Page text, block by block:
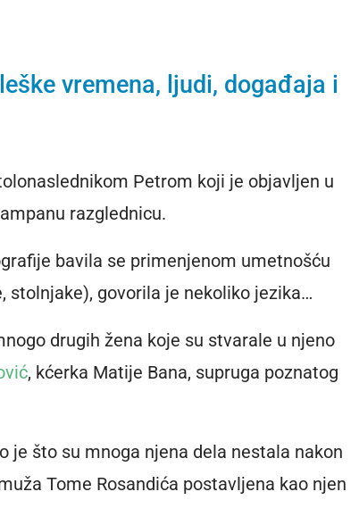
vremena, ljudi, događaja i
Petrom koji je objavljen u
razglednicu.
bavila se primenjenom umetnošću
stolnjake), govorila je nekoliko jezika…
drugih žena koje su stvarale u njeno
, kćerka Matije Bana, supruga poznatog
je što su mnoga njena dela nestala nakon
Tome Rosandića postavljena kao njen